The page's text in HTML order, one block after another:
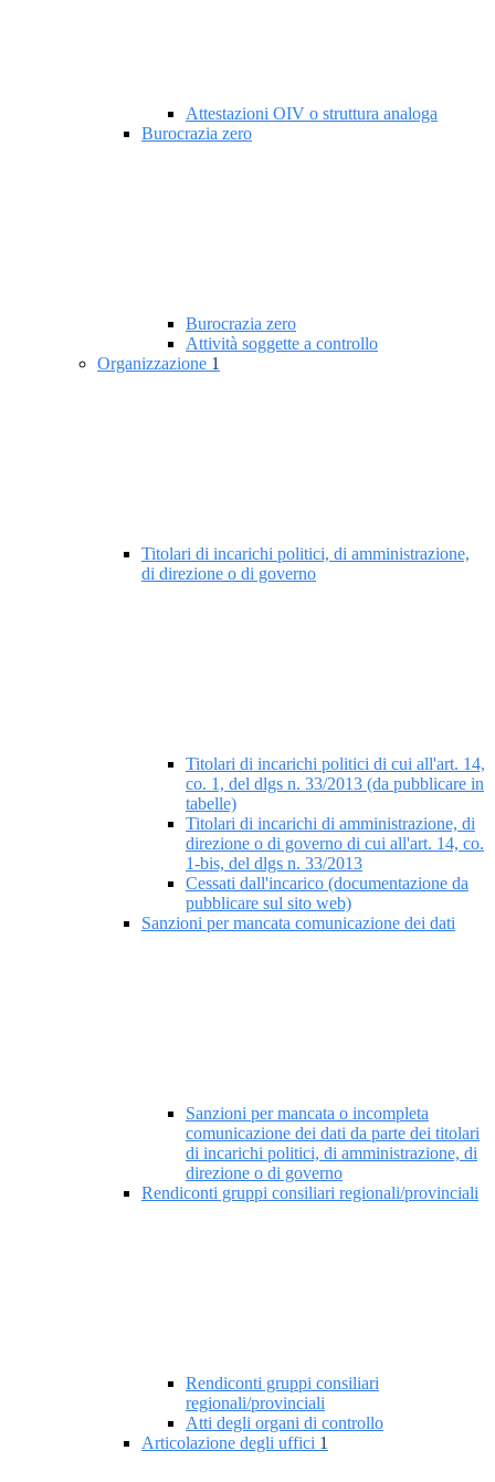
Attestazioni OIV o struttura analoga
Burocrazia zero
Burocrazia zero
Attività soggette a controllo
Organizzazione 1
Titolari di incarichi politici, di amministrazione,
di direzione o di governo
Titolari di incarichi politici di cui all'art. 14,
co. 1, del dlgs n. 33/2013 (da pubblicare in
tabelle)
Titolari di incarichi di amministrazione, di
direzione o di governo di cui all'art. 14, co.
1-bis, del dlgs n. 33/2013
Cessati dall'incarico (documentazione da
pubblicare sul sito web)
Sanzioni per mancata comunicazione dei dati
Sanzioni per mancata o incompleta
comunicazione dei dati da parte dei titolari
di incarichi politici, di amministrazione, di
direzione o di governo
Rendiconti gruppi consiliari regionali/provinciali
Rendiconti gruppi consiliari
regionali/provinciali
Atti degli organi di controllo
Articolazione degli uffici 1